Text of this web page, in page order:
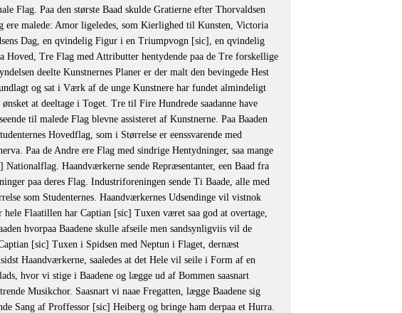
Flag. Paa den største Baad skulde Gratierne efter Thorvaldsen
ere malede: Amor ligeledes, som Kierlighed til Kunsten, Victoria
Dag, en qvindelig Figur i en Triumpvogn [sic], en qvindelig
Hoved, Tre Flag med Attributter hentydende paa de Tre forskellige
deelte Kunstnernes Planer er der malt den bevingede Hest
og sat i Værk af de unge Kunstnere har fundet almindeligt
at deeltage i Toget. Tre til Fire Hundrede saadanne have
til malede Flag blevne assisteret af Kunstnerne. Paa Baaden
Hovedflag, som i Størrelse er eenssvarende med
Paa de Andre ere Flag med sindrige Hentydninger, saa mange
Haandværkerne sende Repræsentanter, een Baad fra
paa deres Flag. Industriforeningen sende Ti Baade, alle med
som Studenternes. Haandværkernes Udsendinge vil vistnok
Flaatillen har Captian [sic] Tuxen været saa god at overtage,
hvorpaa Baadene skulle afseile men sandsynligviis vil de
[sic] Tuxen i Spidsen med Neptun i Flaget, dernæst
Haandværkerne, saaledes at det Hele vil seile i Form af en
hvor vi stige i Baadene og lægge ud af Bommen saasnart
Musikchor. Saasnart vi naae Fregatten, lægge Baadene sig
Sang af Proffessor [sic] Heiberg og bringe ham derpaa et Hurra.